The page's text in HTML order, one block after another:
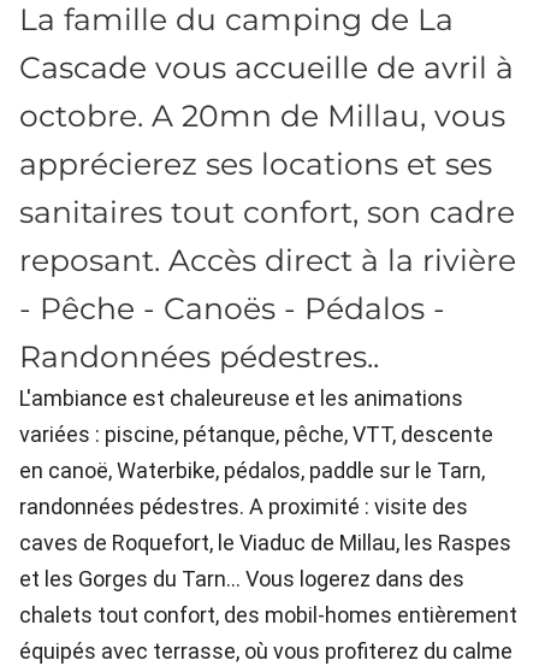
La famille du camping de La
Cascade vous accueille de avril à
octobre. A 20mn de Millau, vous
apprécierez ses locations et ses
sanitaires tout confort, son cadre
reposant. Accès direct à la rivière
- Pêche - Canoës - Pédalos -
Randonnées pédestres..
L'ambiance est chaleureuse et les animations
variées : piscine, pétanque, pêche, VTT, descente
en canoë, Waterbike, pédalos, paddle sur le Tarn,
randonnées pédestres. A proximité : visite des
caves de Roquefort, le Viaduc de Millau, les Raspes
et les Gorges du Tarn... Vous logerez dans des
chalets tout confort, des mobil-homes entièrement
équipés avec terrasse, où vous profiterez du calme